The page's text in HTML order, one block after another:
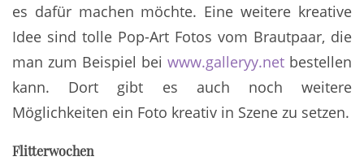
es dafür machen möchte. Eine weitere kreative
Idee sind tolle Pop-Art Fotos vom Brautpaar, die
man zum Beispiel bei www.galleryy.net bestellen
kann. Dort gibt es auch noch weitere
Möglichkeiten ein Foto kreativ in Szene zu setzen.
Flitterwochen